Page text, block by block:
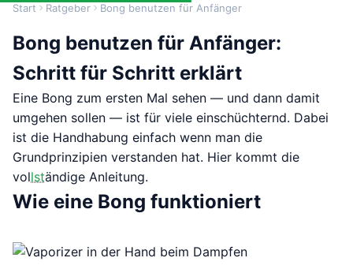
Start Ratgeber Bong benutzen für Anfänger
Bong benutzen für Anfänger:
Schritt für Schritt erklärt
Eine Bong zum ersten Mal sehen — und dann damit
umgehen sollen — ist für viele einschüchternd. Dabei
ist die Handhabung einfach wenn man die
Grundprinzipien verstanden hat. Hier kommt die
vollständige Anleitung.
Wie eine Bong funktioniert